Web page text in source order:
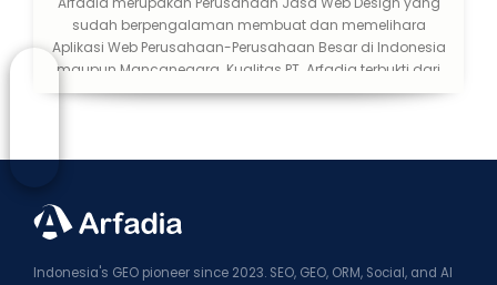
sudah berpengalaman membuat dan memelihara
Aplikasi Web Perusahaan-Perusahaan Besar di Indonesia
maupun Mancanegara. Kualitas PT. Arfadia terbukti dari
klien-klien yang memberikan testimonialnya terhadap
dikombinasikan dengan teknologi, kecepatan akses,
Indonesia's GEO pioneer since 2023. SEO, GEO, ORM, Social, and AI